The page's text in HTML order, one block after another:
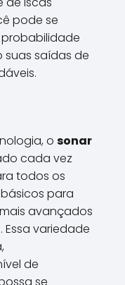
pode se
saídas de
o sonar
cada vez
todos os
para
avançados
variedade
de